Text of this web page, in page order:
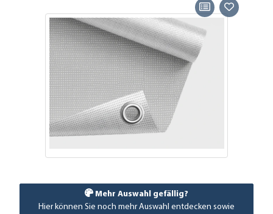
Mehr Auswahl gefällig?
Hier können Sie noch mehr Auswahl entdecken sowie